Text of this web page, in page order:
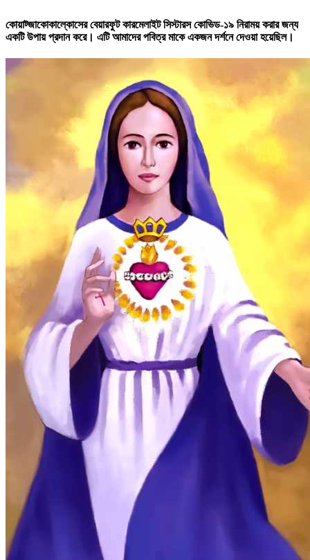
কোয়াট্জাকোকাল্কোসের বেয়ারফুট কারমেলাইট সিস্টারস কোভিড-১৯ নিরাময় করার জন্য
একটি উপায় প্রদান করে। এটি আমাদের পবিত্র মাকে একজন দর্শনে দেওয়া হয়েছিল।